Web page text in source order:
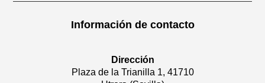
Información de contacto
Dirección
Plaza de la Trianilla 1, 41710